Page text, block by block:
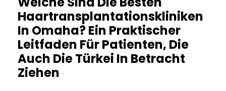
Haartransplantationskliniken
In Omaha? Ein Praktischer
Leitfaden Für Patienten, Die
Auch Die Türkei In Betracht
Ziehen